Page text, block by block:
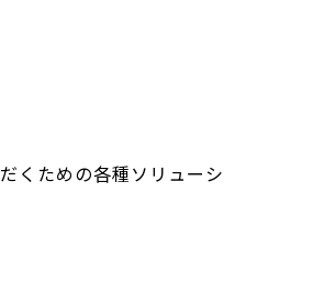
くための各種ソリューシ